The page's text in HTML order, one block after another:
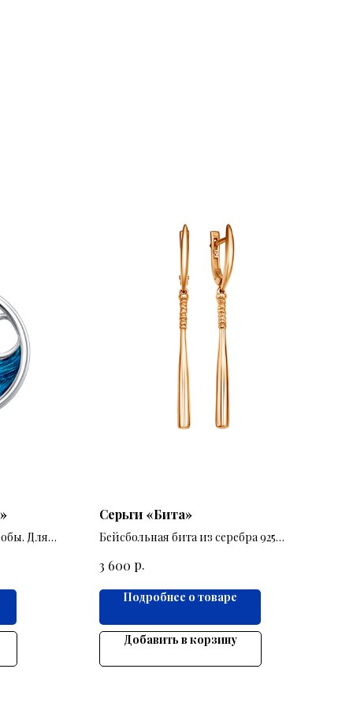
Для
Серьги «Бита»
Бейсбольная бита из серебра 925
серёжек.
3 600 р.
Подробнее о товаре
Добавить в корзину